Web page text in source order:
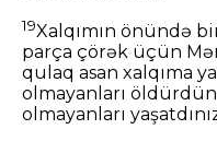
19Xalqımın önündə
parça çörək üçün
qulaq asan xalqıma
olmayanları
olmayanları